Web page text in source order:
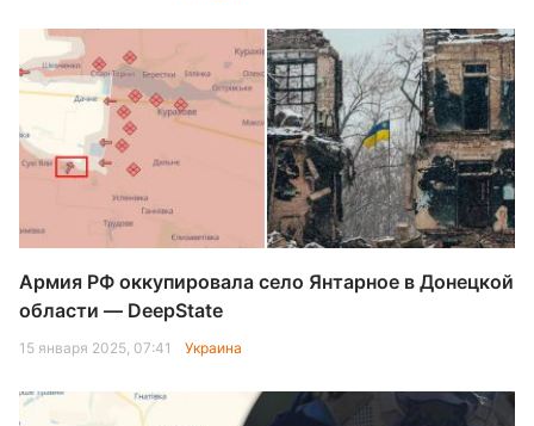
Армия РФ оккупировала село Янтарное в Донецкой
области — DeepState
15 января 2025, 07:41 Украина